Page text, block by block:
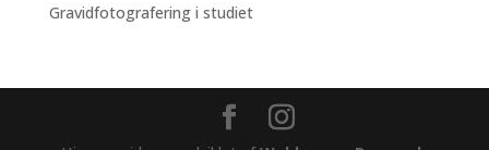
Gravidfotografering i studiet